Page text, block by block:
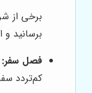
برخی از
برسانید
فصل سفر:
کم‌تردد